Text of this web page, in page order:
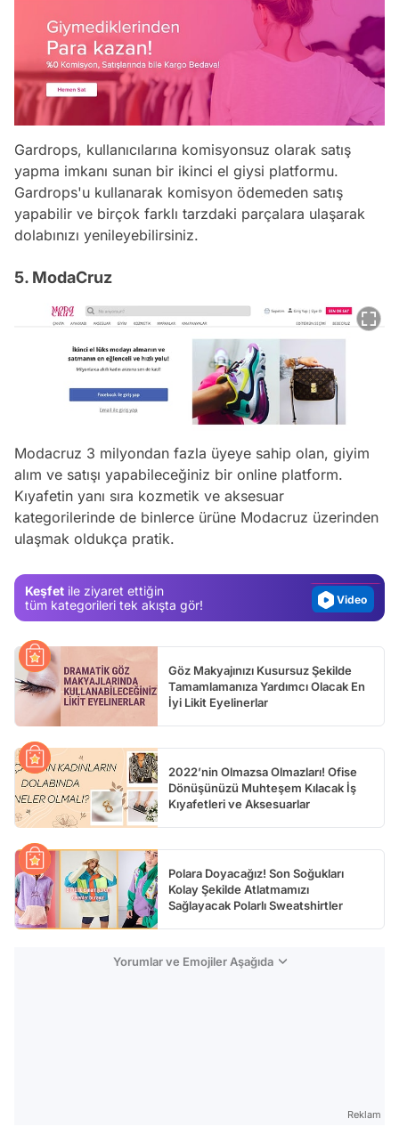
Gardrops, kullanıcılarına komisyonsuz olarak satış
yapma imkanı sunan bir ikinci el giysi platformu.
Gardrops'u kullanarak komisyon ödemeden satış
yapabilir ve birçok farklı tarzdaki parçalara ulaşarak
dolabınızı yenileyebilirsiniz.
5. ModaCruz
Modacruz 3 milyondan fazla üyeye sahip olan, giyim
alım ve satışı yapabileceğiniz bir online platform.
Kıyafetin yanı sıra kozmetik ve aksesuar
kategorilerinde de binlerce ürüne Modacruz üzerinden
ulaşmak oldukça pratik.
Keşfet ile ziyaret ettiğin
tüm kategorileri tek akışta gör!
Test
Video
Göz Makyajınızı Kusursuz Şekilde
Tamamlamanıza Yardımcı Olacak En
İyi Likit Eyelinerlar
2022’nin Olmazsa Olmazları! Ofise
Dönüşünüzü Muhteşem Kılacak İş
Kıyafetleri ve Aksesuarlar
Polara Doyacağız! Son Soğukları
Kolay Şekilde Atlatmamızı
Sağlayacak Polarlı Sweatshirtler
Yorumlar ve Emojiler Aşağıda
Reklam